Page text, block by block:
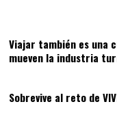
Viajar también es una
mueven la industria
Sobrevive al reto de